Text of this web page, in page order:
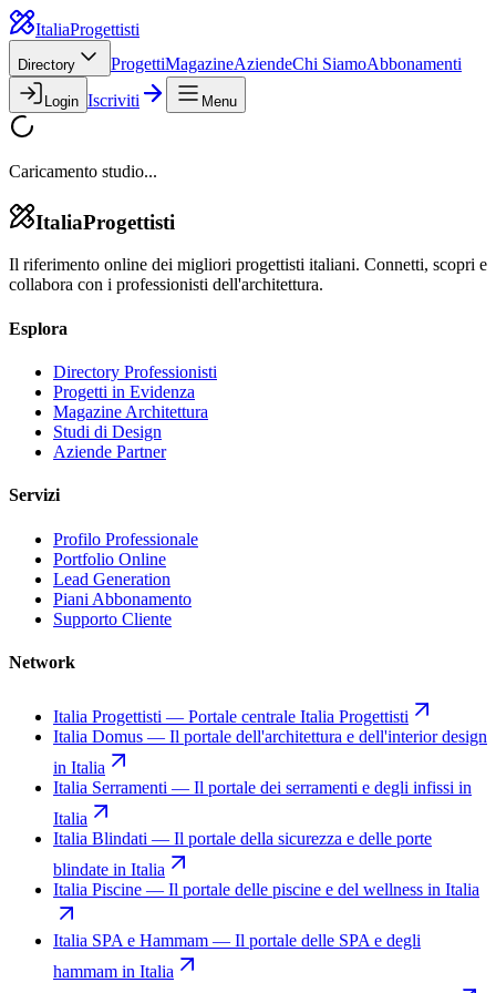
ItaliaProgettisti
Directory ProgettiMagazineAziendeChi SiamoAbbonamenti
Login Iscriviti Menu
Caricamento studio...
ItaliaProgettisti
Il riferimento online dei migliori progettisti italiani. Connetti, scopri e
collabora con i professionisti dell'architettura.
Esplora
Directory Professionisti
Progetti in Evidenza
Magazine Architettura
Studi di Design
Aziende Partner
Servizi
Profilo Professionale
Portfolio Online
Lead Generation
Piani Abbonamento
Supporto Cliente
Network
Italia Progettisti — Portale centrale Italia Progettisti
Italia Domus — Il portale dell'architettura e dell'interior design
in Italia
Italia Serramenti — Il portale dei serramenti e degli infissi in
Italia
Italia Blindati — Il portale della sicurezza e delle porte
blindate in Italia
Italia Piscine — Il portale delle piscine e del wellness in Italia
Italia SPA e Hammam — Il portale delle SPA e degli
hammam in Italia